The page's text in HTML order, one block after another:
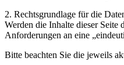
2. Rechtsgrundlage für die
Werden die Inhalte dieser
Anforderungen an eine
Bitte beachten Sie die jeweils